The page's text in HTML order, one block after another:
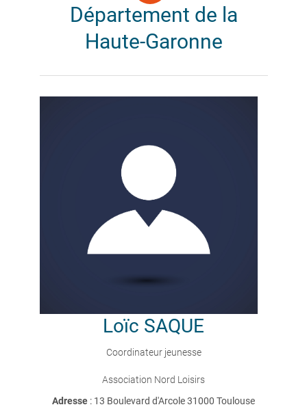
Département de la
Haute-Garonne
Loïc SAQUE
Coordinateur jeunesse
Association Nord Loisirs
Adresse : 13 Boulevard d'Arcole 31000 Toulouse